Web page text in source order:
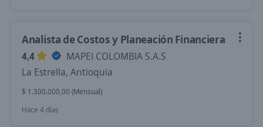
Analista de Costos y Planeación Financiera
4,4
MAPEI COLOMBIA S.A.S
La Estrella, Antioquia
$ 1.300.000,00 (Mensual)
Hace 4 días